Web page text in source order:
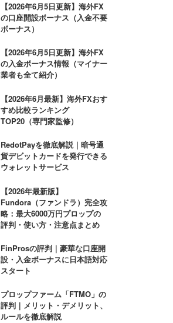
【2026年6月5日更新】海外FX
の口座開設ボーナス（入金不要
ボーナス）
【2026年6月5日更新】海外FX
の入金ボーナス情報（マイナー
業者も全て紹介）
【2026年6月最新】海外FXおす
すめ比較ランキング
TOP20（専門家監修）
RedotPayを徹底解説｜暗号通
貨デビットカードを発行できる
ウォレットサービス
【2026年最新版】
Fundora（ファンドラ）完全攻
略：最大6000万円プロップの
評判・使い方・注意点まとめ
FinProsの評判｜豪華な口座開
設・入金ボーナスに日本語対応
スタート
プロップファーム「FTMO」の
評判｜メリット・デメリット、
ルールを徹底解説